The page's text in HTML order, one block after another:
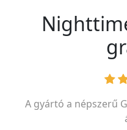
A gyártó a népszerű